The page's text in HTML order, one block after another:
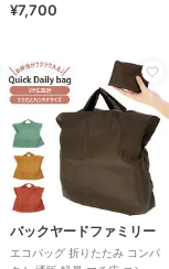
93211
¥7,700
バックヤードファミリー
エコバッグ 折りたたみ コンパ